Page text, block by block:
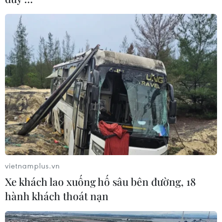
của vùng cực Nam Tổ quốc./.
Cần Thơ hỗ trợ tới 200 tỷ
đồng cho dự án chip bán
dẫn và AI
Dự án trung tâm dữ liệu AI phải
có quy mô vốn đầu tư từ 50 tỷ
đồng trở lên và doanh nghiệp
phải có kinh nghiệm thực hiện
thành công ít nhất một dự án
tương đương trong 3 năm gần
nhất.
vietnamplus.vn
Xe khách lao xuống hố sâu bên đường, 18
hành khách thoát nạn